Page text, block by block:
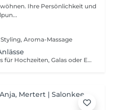
Ihre Persönlichkeit und
Aroma-Massage
Elegante, typgerechte Stylings für Hochzeiten, Galas oder Events Individuell kreiert für einen unvergesslichen Auftritt.